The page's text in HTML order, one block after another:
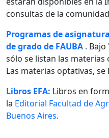
consultas de la comunidad
Programas de
de grado de FAUBA .
sólo se listan las materias
Las materias optativas,
Libros EFA: Libros en
la Editorial Facultad de
Buenos Aires.